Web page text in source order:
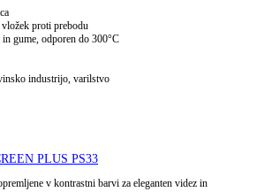
proti prebodu
gume, odporen do 300°C
industrijo, varilstvo
PLUS PS33
v kontrastni barvi za eleganten videz in